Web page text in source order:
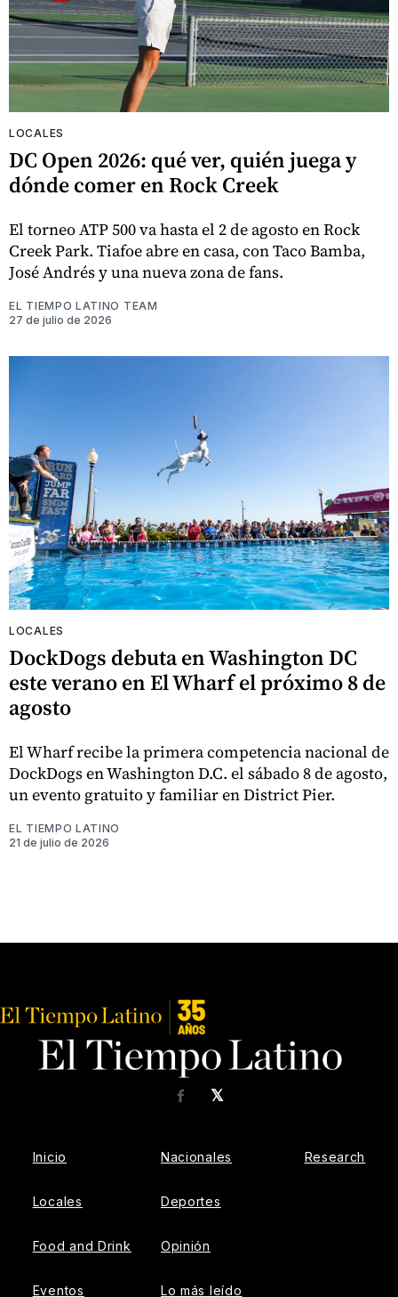
LOCALES
DC Open 2026: qué ver, quién juega y
dónde comer en Rock Creek
El torneo ATP 500 va hasta el 2 de agosto en Rock
Creek Park. Tiafoe abre en casa, con Taco Bamba,
José Andrés y una nueva zona de fans.
EL TIEMPO LATINO TEAM
27 de julio de 2026
LOCALES
DockDogs debuta en Washington DC
este verano en El Wharf el próximo 8 de
agosto
El Wharf recibe la primera competencia nacional de
DockDogs en Washington D.C. el sábado 8 de agosto,
un evento gratuito y familiar en District Pier.
EL TIEMPO LATINO
21 de julio de 2026
𝕏
Facebook
Inicio
Locales
Food and Drink
Eventos
Nacionales
Deportes
Opinión
Lo más leído
Research